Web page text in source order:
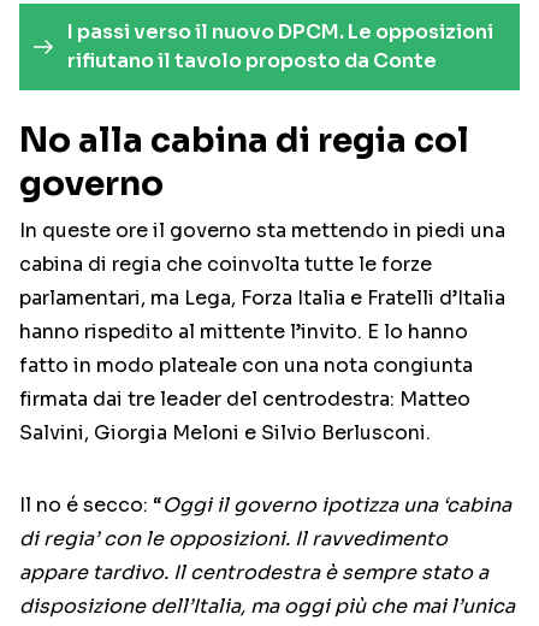
I passi verso il nuovo DPCM. Le opposizioni
rifiutano il tavolo proposto da Conte
No alla cabina di regia col
governo
In queste ore il governo sta mettendo in piedi una
cabina di regia che coinvolta tutte le forze
parlamentari, ma Lega, Forza Italia e Fratelli d’Italia
hanno rispedito al mittente l’invito. E lo hanno
fatto in modo plateale con una nota congiunta
firmata dai tre leader del centrodestra: Matteo
Salvini, Giorgia Meloni e Silvio Berlusconi.
Il no é secco: “Oggi il governo ipotizza una ‘cabina
di regia’ con le opposizioni. Il ravvedimento
appare tardivo. Il centrodestra è sempre stato a
disposizione dell’Italia, ma oggi più che mai l’unica